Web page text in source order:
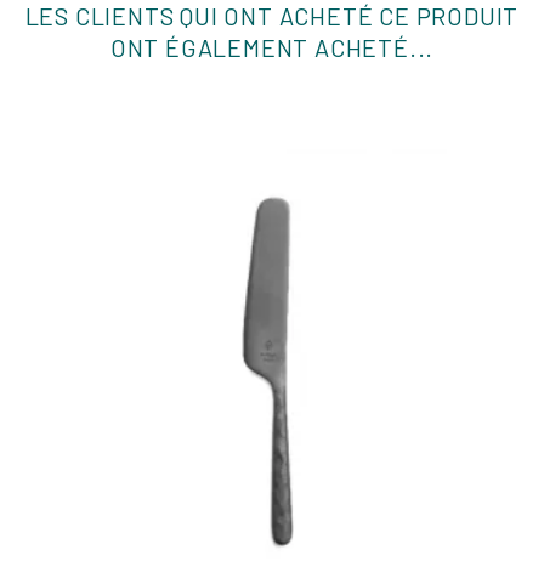
LES CLIENTS QUI ONT ACHETÉ CE PRODUIT
ONT ÉGALEMENT ACHETÉ...